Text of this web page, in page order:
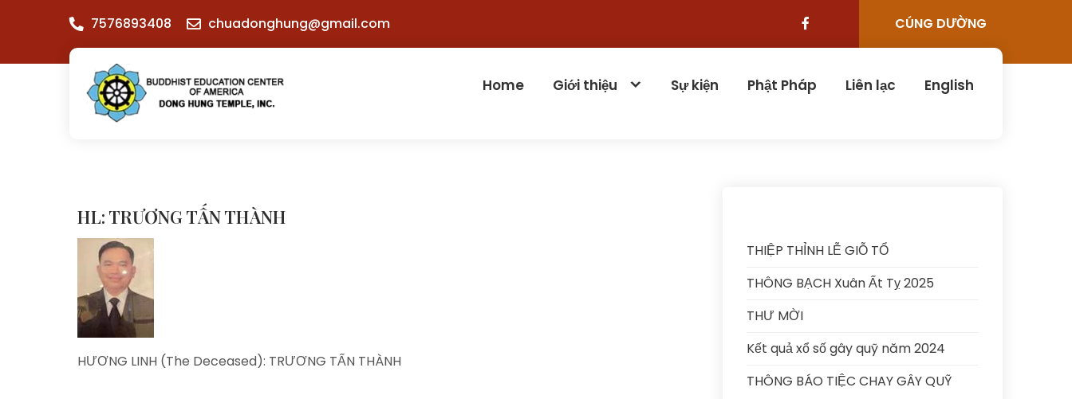
7576893408 chuadonghung@gmail.com CÚNG DƯỜNG
Home Giới thiệu Sự kiện Phật Pháp Liên lạc English
HL: TRƯƠNG TẤN THÀNH
HƯƠNG LINH (The Deceased): TRƯƠNG TẤN THÀNH
THIỆP THỈNH LỄ GIỖ TỔ
THÔNG BẠCH Xuân Ất Tỵ 2025
THƯ MỜI
Kết quả xổ số gây quỹ năm 2024
THÔNG BÁO TIỆC CHAY GÂY QUỸ